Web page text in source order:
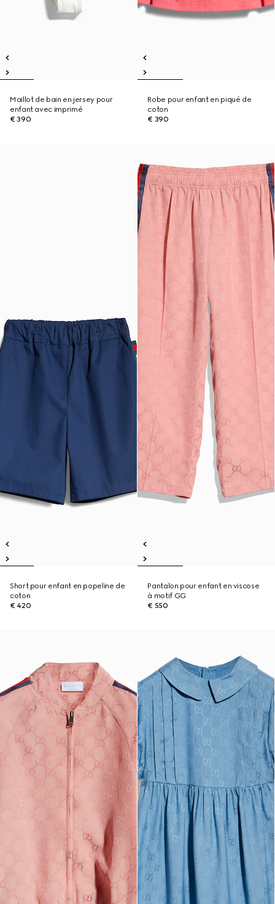
Maillot de bain en jersey pour
enfant avec imprimé
€ 390
Robe pour enfant en piqué de
coton
€ 390
Short pour enfant en popeline de
coton
€ 420
Pantalon pour enfant en viscose
à motif GG
€ 550